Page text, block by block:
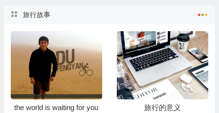
旅行故事
the world is waiting for you 旅行的意义